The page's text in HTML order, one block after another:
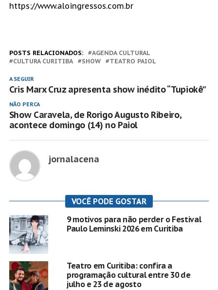
https://www.aloingressos.com.br
POSTS RELACIONADOS:
AGENDA CULTURAL
CULTURA CURITIBA
SHOW TEATRO PAIOL
A SEGUIR
Cris Marx Cruz apresenta show inédito “Tupiokê”
NÃO PERCA
Show Caravela, de Rorigo Augusto Ribeiro,
acontece domingo (14) no Paiol
jornalacena
VOCÊ PODE GOSTAR
9 motivos para não perder o Festival
Paulo Leminski 2026 em Curitiba
Teatro em Curitiba: confira a
programação cultural entre 30 de
julho e 23 de agosto